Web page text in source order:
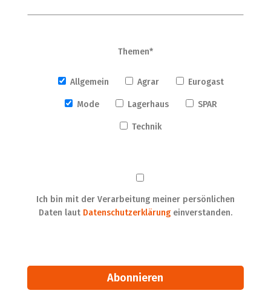
Themen*
Allgemein Agrar Eurogast
Mode Lagerhaus SPAR
Technik
Ich bin mit der Verarbeitung meiner persönlichen
Daten laut Datenschutzerklärungeinverstanden.